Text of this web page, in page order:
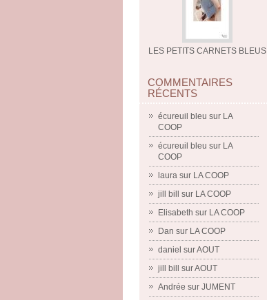
LES PETITS CARNETS BLEUS
COMMENTAIRES
RÉCENTS
écureuil bleu sur LA
COOP
écureuil bleu sur LA
COOP
laura sur LA COOP
jill bill
sur LA COOP
Elisabeth sur LA COOP
Dan sur LA COOP
daniel surAOUT
jill bill
surAOUT
Andrée sur JUMENT